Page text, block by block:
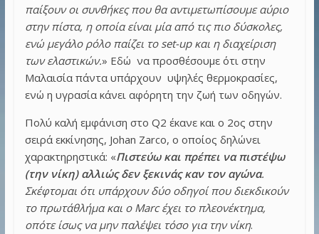
παίξουν οι συνθήκες που θα αντιμετωπίσουμε αύριο
στην πίστα, η οποία είναι μία από τις πιο δύσκολες,
ενώ μεγάλο ρόλο παίζει το set-up και η διαχείριση
των ελαστικών.» Εδώ να προσθέσουμε ότι στην
Μαλαισία πάντα υπάρχουν υψηλές θερμοκρασίες,
ενώ η υγρασία κάνει αφόρητη την ζωή των οδηγών.
Πολύ καλή εμφάνιση στο Q2 έκανε και ο 2ος στην
σειρά εκκίνησης, Johan Zarco, ο οποίος δηλώνει
χαρακτηρηστικά: «Πιστεύω και πρέπει να πιστέψω
(την νίκη) αλλιώς δεν ξεκινάς καν τον αγώνα.
Σκέφτομαι ότι υπάρχουν δύο οδηγοί που διεκδικούν
το πρωτάθλήμα και ο Marc έχει το πλεονέκτημα,
οπότε ίσως να μην παλέψει τόσο για την νίκη.